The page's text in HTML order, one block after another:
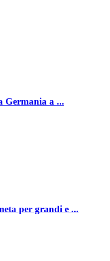
Germania a ...
per grandi e ...